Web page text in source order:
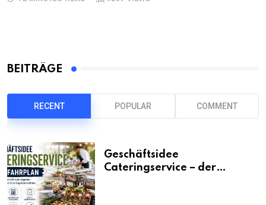
BEITRÄGE
RECENT POPULAR COMMENT
Geschäftsidee
Cateringservice – der